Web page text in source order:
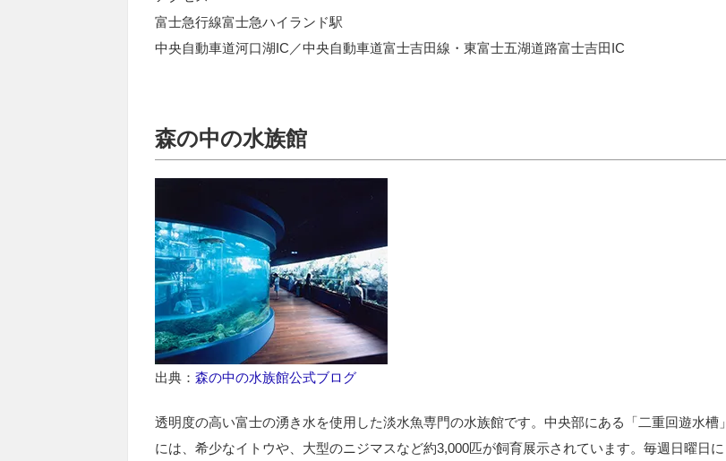
富士急行線富士急ハイランド駅
中央自動車道河口湖IC／中央自動車道富士吉田線・東富士五湖道路富士吉田IC
森の中の水族館
出典： 森の中の水族館公式ブログ
透明度の高い富士の湧き水を使用した淡水魚専門の水族館です。中央部にある「二重回遊水槽」
には、希少なイトウや、大型のニジマスなど約3,000匹が飼育展示されています。毎週日曜日に